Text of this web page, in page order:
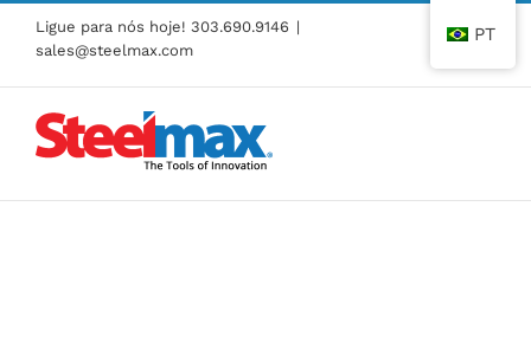
Pular
para
o
conteúdo
Ligue para nós hoje! 303.690.9146 |
sales@steelmax.com
PT